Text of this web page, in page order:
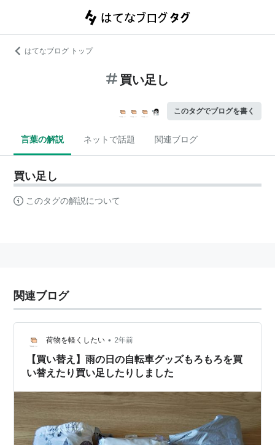
はてなブログ トップ
買い足し
このタグでブログを書く
言葉の解説 ネットで話題 関連ブログ
買い足し
このタグの解説について
関連ブログ
荷物を軽くしたい • 2年前
【買い替え】雨の日の自転車グッズもろもろを買
い替えたり買い足したりしました